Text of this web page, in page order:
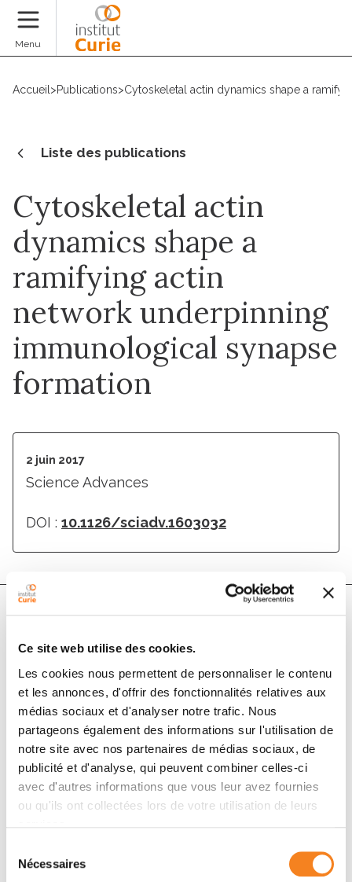
Ce site web utilise des cookies.
Les cookies nous permettent de personnaliser le contenu
et les annonces, d'offrir des fonctionnalités relatives aux
médias sociaux et d'analyser notre trafic. Nous
partageons également des informations sur l'utilisation de
notre site avec nos partenaires de médias sociaux, de
publicité et d'analyse, qui peuvent combiner celles-ci
avec d'autres informations que vous leur avez fournies
ou qu'ils ont collectées lors de votre utilisation de leurs
Nécessaires
Menu
Accueil >Publications>Cytoskeletal actin dynamics shape a
Liste des publications
Cytoskeletal actin
dynamics shape a
ramifying actin
network underpinning
immunological synapse
formation
2 juin 2017
Science Advances
DOI : 10.1126/sciadv.1603032
Auteurs
Marco Fritzsche, Ricardo A. Fernandes, Veronica T.
Chang, Huw Colin-York, Mathias P. Clausen, James H.
Felce, Silvia Galiani, Christoph Erlenkämper, Ana M.
Santos, John M. Heddleston, Isabela Pedroza-
Pacheco, Dominic Waithe, Jorge Bernardino de la
Serna, B. Christoffer Lagerholm, Tsung-li Liu, Teng-
Leong Chew, Eric Betzig, Simon J. Davis, Christian